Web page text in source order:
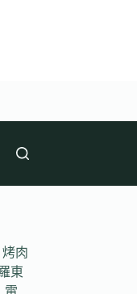
烤肉
東
電